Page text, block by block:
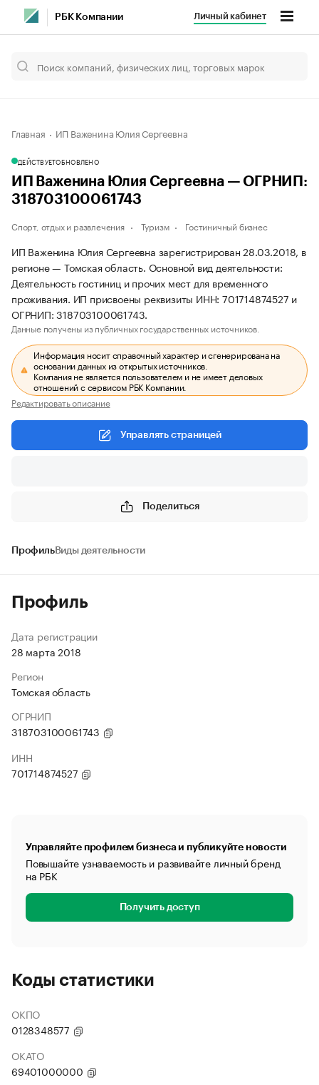
РБК Компании Личный кабинет
Главная ИП Важенина Юлия Сергеевна
ДЕЙСТВУЕТОБНОВЛЕНО
ИП Важенина Юлия Сергеевна — ОГРНИП:
318703100061743
Спорт, отдых и развлечения Туризм Гостиничный бизнес
ИП Важенина Юлия Сергеевна зарегистрирован 28.03.2018, в
регионе — Томская область. Основной вид деятельности:
Деятельность гостиниц и прочих мест для временного
проживания. ИП присвоены реквизиты ИНН: 701714874527 и
ОГРНИП: 318703100061743.
Данные получены из публичных государственных источников.
Информация носит справочный характер и сгенерирована на
основании данных из открытых источников.
Компания не является пользователем и не имеет деловых
отношений с сервисом РБК Компании.
Редактировать описание
Управлять страницей
Поделиться
ПрофильВиды деятельности
Профиль
Дата регистрации
28 марта 2018
Регион
Томская область
ОГРНИП
318703100061743
ИНН
701714874527
Управляйте профилем бизнеса и публикуйте новости
Повышайте узнаваемость и развивайте личный бренд
на РБК
Получить доступ
Коды статистики
ОКПО
0128348577
ОКАТО
69401000000